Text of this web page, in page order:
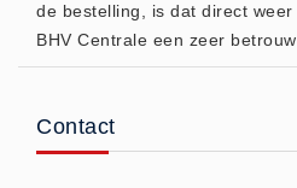
Desinfectants (6)
Koud - Warm kompressen (3)
de bestelling, is dat direct
BHV Centrale een zeer
Contact